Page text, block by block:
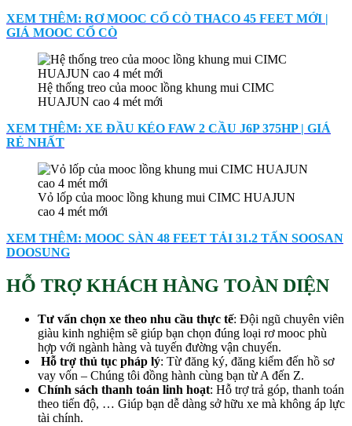
XEM THÊM: RƠ MOOC CỔ CÒ THACO 45 FEET MỚI |
GIÁ MOOC CỔ CÒ
Hệ thống treo của mooc lồng khung mui CIMC
HUAJUN cao 4 mét mới
XEM THÊM: XE ĐẦU KÉO FAW 2 CẦU J6P 375HP | GIÁ
RẺ NHẤT
Vỏ lốp của mooc lồng khung mui CIMC HUAJUN
cao 4 mét mới
XEM THÊM: MOOC SÀN 48 FEET TẢI 31.2 TẤN SOOSAN
DOOSUNG
HỖ TRỢ KHÁCH HÀNG TOÀN DIỆN
Tư vấn chọn xe theo nhu cầu thực tế: Đội ngũ chuyên viên
giàu kinh nghiệm sẽ giúp bạn chọn đúng loại rơ mooc phù
hợp với ngành hàng và tuyến đường vận chuyển.
Hỗ trợ thủ tục pháp lý: Từ đăng ký, đăng kiểm đến hồ sơ
vay vốn – Chúng tôi đồng hành cùng bạn từ A đến Z.
Chính sách thanh toán linh hoạt: Hỗ trợ trả góp, thanh toán
theo tiến độ, … Giúp bạn dễ dàng sở hữu xe mà không áp lực
tài chính.